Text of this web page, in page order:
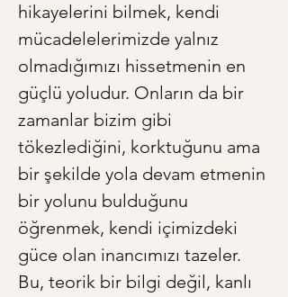
hikayelerini bilmek, kendi
mücadelelerimizde yalnız
olmadığımızı hissetmenin en
güçlü yoludur. Onların da bir
zamanlar bizim gibi
tökezlediğini, korktuğunu ama
bir şekilde yola devam etmenin
bir yolunu bulduğunu
öğrenmek, kendi içimizdeki
güce olan inancımızı tazeler.
Bu, teorik bir bilgi değil, kanlı